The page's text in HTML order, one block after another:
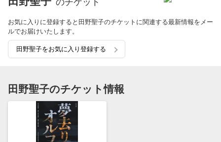
のチケット
お気に入りに登録すると田野聖子のチケットに関連する最新情報をメー
ルでお届けいたします。
田野聖子をお気に入り登録する
田野聖子のチケット情報